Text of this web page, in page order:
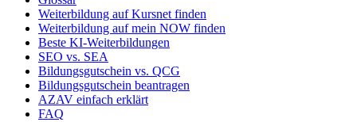
Weiterbildung auf Kursnet finden
Weiterbildung auf mein NOW finden
Beste KI-Weiterbildungen
SEO vs. SEA
Bildungsgutschein vs. QCG
Bildungsgutschein beantragen
AZAV einfach erklärt
FAQ